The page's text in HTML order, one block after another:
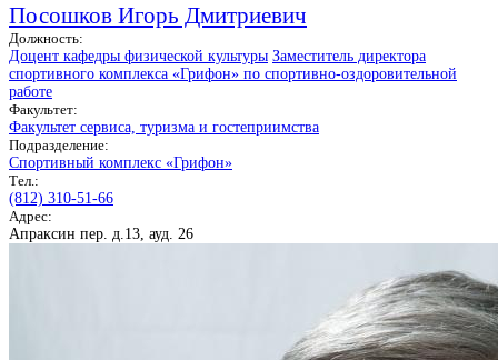
Посошков Игорь Дмитриевич
Должность:
Доцент кафедры физической культуры Заместитель директора
спортивного комплекса «Грифон» по спортивно-оздоровительной
работе
Факультет:
Факультет сервиса, туризма и гостеприимства
Подразделение:
Спортивный комплекс «Грифон»
Тел.:
(812) 310-51-66
Адрес:
Апраксин пер. д.13, ауд. 26